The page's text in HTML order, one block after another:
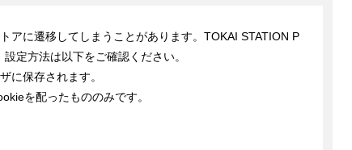
アに遷移してしまうことがあります。TOKAI STATION P
定方法は以下をご確認ください。
に保存されます。
を配ったもののみです。